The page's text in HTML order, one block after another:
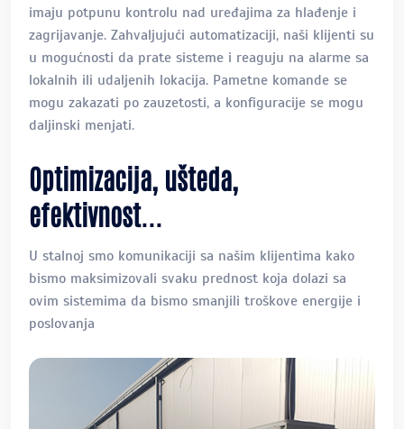
imaju potpunu kontrolu nad uređajima za hlađenje i
zagrijavanje. Zahvaljujući automatizaciji, naši klijenti su
u mogućnosti da prate sisteme i reaguju na alarme sa
lokalnih ili udaljenih lokacija. Pametne komande se
mogu zakazati po zauzetosti, a konfiguracije se mogu
daljinski menjati.
Optimizacija, ušteda,
efektivnost...
U stalnoj smo komunikaciji sa našim klijentima kako
bismo maksimizovali svaku prednost koja dolazi sa
ovim sistemima da bismo smanjili troškove energije i
poslovanja